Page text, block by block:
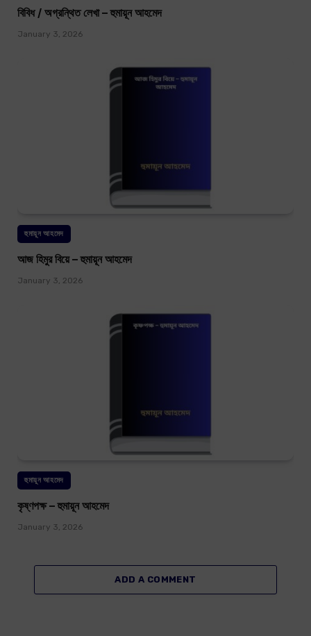
বিবিধ / অগ্রন্থিত লেখা – হুমায়ূন আহমেদ
January 3, 2026
হুমায়ূন আহমেদ
আজ হিমুর বিয়ে – হুমায়ূন আহমেদ
January 3, 2026
হুমায়ূন আহমেদ
কৃষ্ণপক্ষ – হুমায়ূন আহমেদ
January 3, 2026
ADD A COMMENT